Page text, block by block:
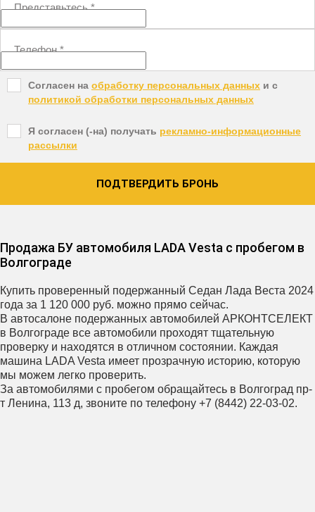
Представьтесь*
Телефон*
Согласен на обработку персональных данных и c
политикой обработки персональных данных
Я согласен (-на) получать рекламно-информационные
рассылки
ПОДТВЕРДИТЬ БРОНЬ
Продажа БУ автомобиля LADA Vesta с пробегом в
Волгограде
Купить проверенный подержанный Седан Лада Веста 2024
года за 1 120 000 руб. можно прямо сейчас.
В автосалоне подержанных автомобилей АРКОНТСЕЛЕКТ
в Волгограде все автомобили проходят тщательную
проверку и находятся в отличном состоянии. Каждая
машина LADA Vesta имеет прозрачную историю, которую
мы можем легко проверить.
За автомобилями с пробегом обращайтесь в Волгоград пр-
т Ленина, 113 д, звоните по телефону +7 (8442) 22-03-02.